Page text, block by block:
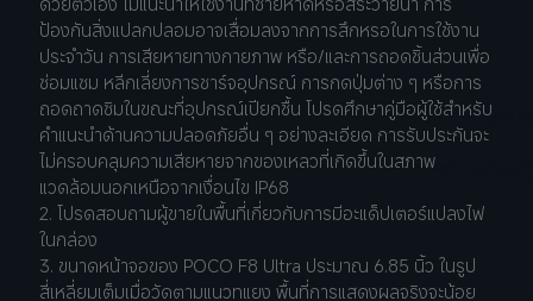
ป้องกันสิ่งแปลกปลอมอาจเสื่อมลงจากการสึกหรอในการใช้งาน
ประจำวัน การเสียหายทางกายภาพ หรือ/และการถอดชิ้นส่วนเพื่อ
ซ่อมแซม หลีกเลี่ยงการชาร์จอุปกรณ์ การกดปุ่มต่าง ๆ หรือการ
ถอดถาดซิมในขณะที่อุปกรณ์เปียกชื้น โปรดศึกษาคู่มือผู้ใช้สำหรับ
คำแนะนำด้านความปลอดภัยอื่น ๆ อย่างละเอียด การรับประกันจะ
ไม่ครอบคลุมความเสียหายจากของเหลวที่เกิดขึ้นในสภาพ
แวดล้อมนอกเหนือจากเงื่อนไข IP68
2. โปรดสอบถามผู้ขายในพื้นที่เกี่ยวกับการมีอะแด็ปเตอร์แปลงไฟ
ในกล่อง
3. ขนาดหน้าจอของ POCO F8 Ultra ประมาณ 6.85 นิ้ว ในรูป
สี่เหลี่ยมเต็มเมื่อวัดตามแนวทแยง พื้นที่การแสดงผลจริงจะน้อย